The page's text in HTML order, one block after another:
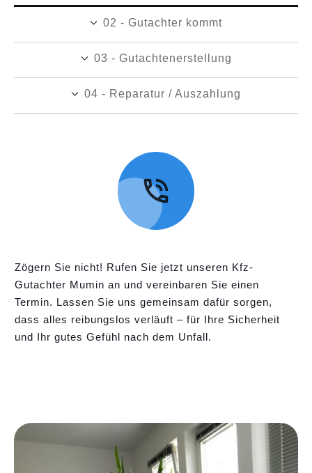
02 - Gutachter kommt
03 - Gutachtenerstellung
04 - Reparatur / Auszahlung
Zögern Sie nicht! Rufen Sie jetzt unseren Kfz-
Gutachter Mumin an und vereinbaren Sie einen
Termin. Lassen Sie uns gemeinsam dafür sorgen,
dass alles reibungslos verläuft – für Ihre Sicherheit
und Ihr gutes Gefühl nach dem Unfall.